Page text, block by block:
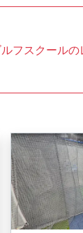
フスクールの